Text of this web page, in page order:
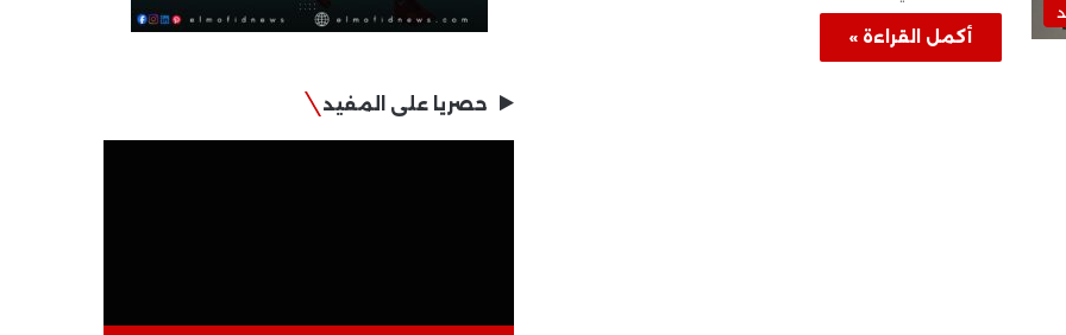
أكمل القراءة »
حصريا على المفيد